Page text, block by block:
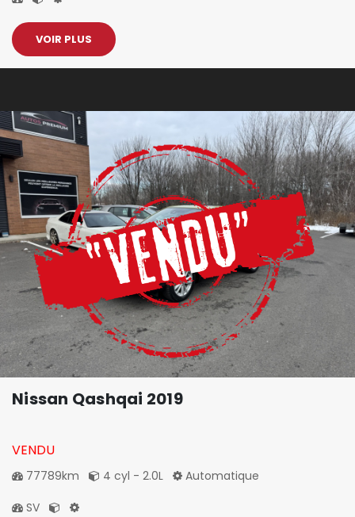
VOIR PLUS
Nissan Qashqai 2019
VENDU
77789km 4 cyl - 2.0L
Automatique
SV